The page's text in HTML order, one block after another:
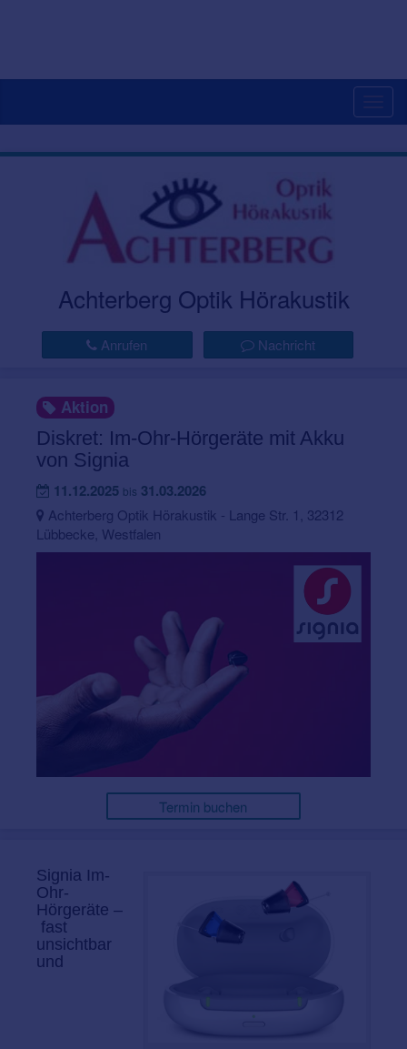
Achterberg Optik Hörakustik
Anrufen Nachricht
Aktion
Diskret: Im-Ohr-Hörgeräte mit Akku
von Signia
11.12.2025 bis 31.03.2026
Achterberg Optik Hörakustik - Lange Str. 1, 32312
Lübbecke, Westfalen
Termin buchen
Signia Im-
Ohr-
Hörgeräte –
fast
unsichtbar
und